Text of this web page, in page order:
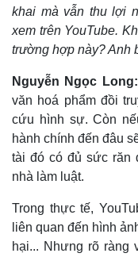
khai mà vẫn thu lợi
xem trên YouTube.
trường hợp này? Anh
Nguyễn Ngọc Long:
văn hoá phẩm đồi
cứu hình sự. Còn
hành chính đến đâu
tài đó có đủ sức răn
nhà làm luật.
Trong thực tế,
liên quan đến hình
hại... Nhưng rõ ràng